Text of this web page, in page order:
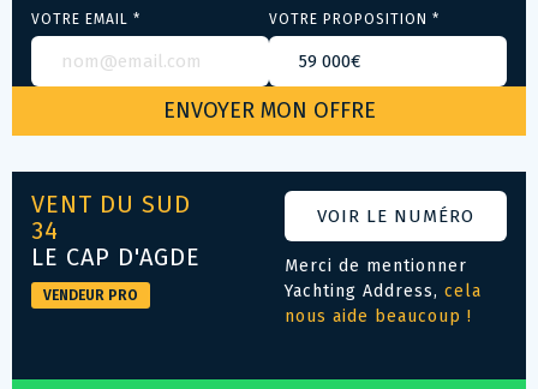
VOTRE EMAIL * VOTRE PROPOSITION *
VENT DU SUD
34
LE CAP D'AGDE
VENDEUR PRO
VOIR LE NUMÉRO
Merci de mentionner
Yachting Address, cela
nous aide beaucoup !